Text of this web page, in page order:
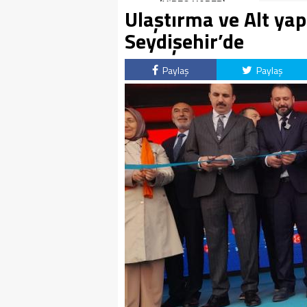
(VİDEO HABER)
Ulaştırma ve Alt
Seydişehir’de
Paylaş Paylaş